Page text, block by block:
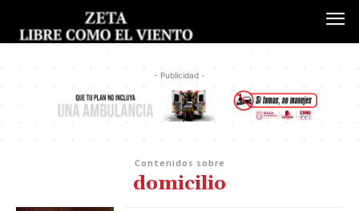
- Publicidad -
Contenidos sobre
domicilio